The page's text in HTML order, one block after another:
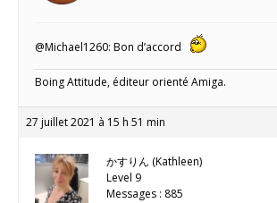
@Michael1260: Bon d’accord
Boing Attitude, éditeur orienté Amiga.
27 juillet 2021 à 15 h 51 min
かすりん (Kathleen)
Level 9
Messages : 885